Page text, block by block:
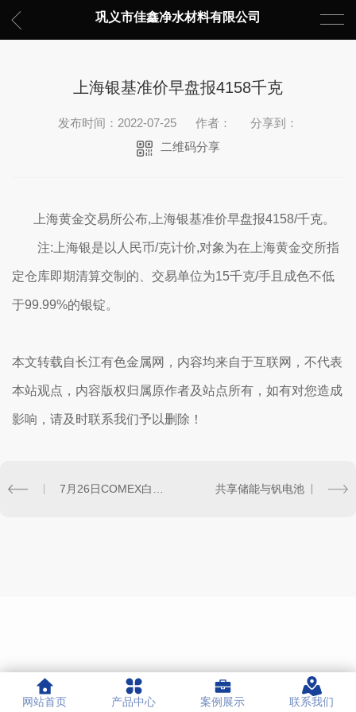
巩义市佳鑫净水材料有限公司
上海银基准价早盘报4158千克
发布时间：2022-07-25 作者：
分享到：
二维码分享
上海黄金交易所公布,上海银基准价早盘报4158/千克。
注:上海银是以人民币/克计价,对象为在上海黄金交所指
定仓库即期清算交制的、交易单位为15千克/手且成色不低
于99.99%的银锭。
本文转载自长江有色金属网，内容均来自于互联网，不代表
本站观点，内容版权归属原作者及站点所有，如有对您造成
影响，请及时联系我们予以删除！
共享储能与钒电池
网站首页 产品中心 案例展示 联系我们